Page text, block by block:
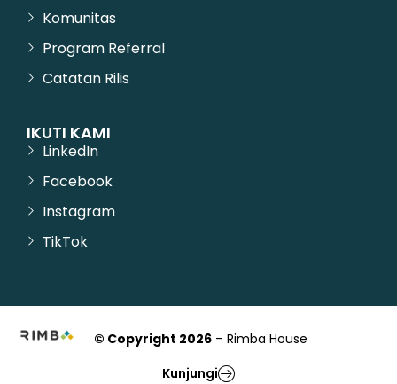
Komunitas
Program Referral
Catatan Rilis
IKUTI KAMI
LinkedIn
Facebook
Instagram
TikTok
© Copyright 2026– Rimba House
Kunjungi